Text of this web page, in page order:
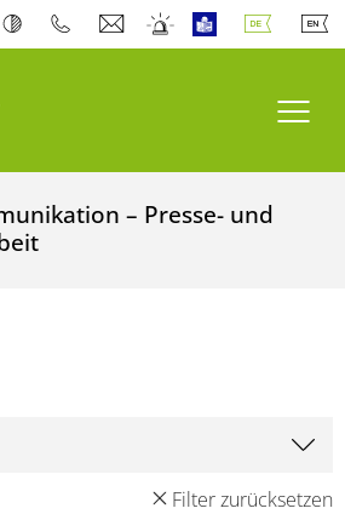
– Presse- und
Filter zurücksetzen